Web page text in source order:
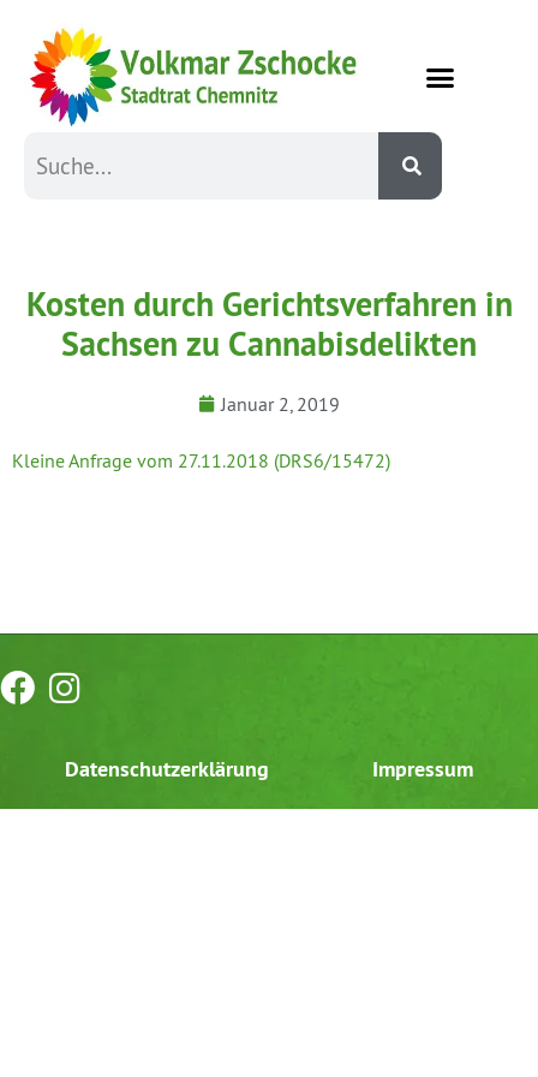
Kosten durch Gerichtsverfahren in
Sachsen zu Cannabisdelikten
Januar 2, 2019
Kleine Anfrage vom 27.11.2018 (DRS6/15472)
Datenschutzerklärung Impressum